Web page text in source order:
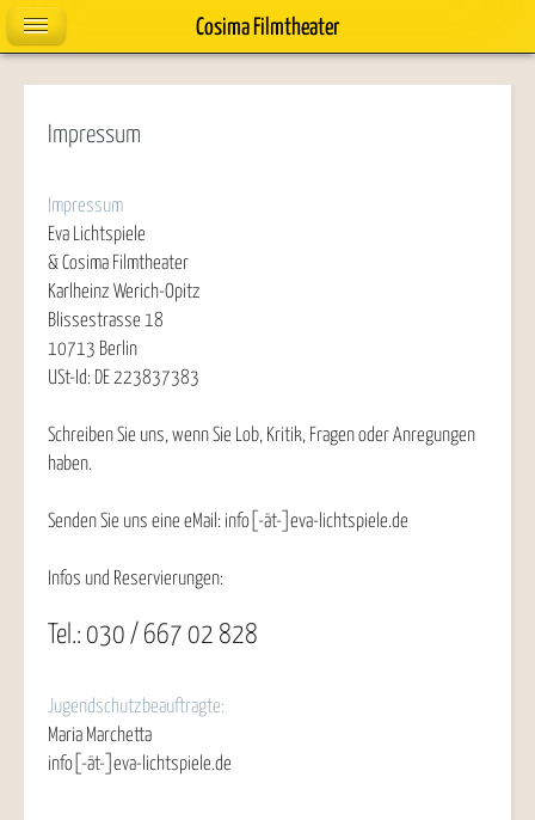
Impressum
Impressum
Eva Lichtspiele
& Cosima Filmtheater
Karlheinz Werich-Opitz
Blissestrasse 18
10713 Berlin
USt-Id: DE 223837383
Schreiben Sie uns, wenn Sie Lob, Kritik, Fragen oder Anregungen
haben.
Senden Sie uns eine eMail: info[-ät-]eva-lichtspiele.de
Infos und Reservierungen:
Tel.: 030 / 667 02 828
Jugendschutzbeauftragte:
Maria Marchetta
info[-ät-]eva-lichtspiele.de
Cosima Filmtheater